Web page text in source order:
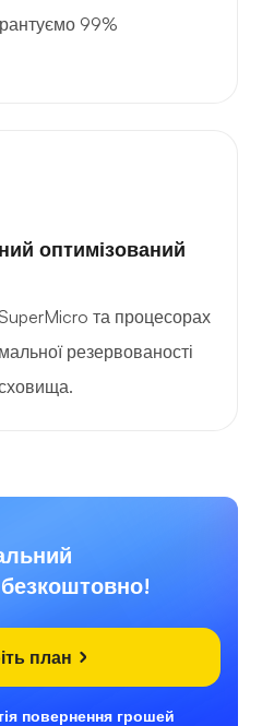
99%
оптимізований
та процесорах
резервованості
безкоштовно!
план
повернення грошей